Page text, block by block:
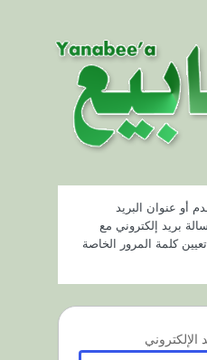
أو عنوان البريد
بريد إلكتروني مع
كلمة المرور الخاصة
الإلكتروني